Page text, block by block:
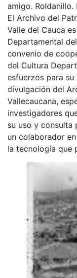
amigo. Roldanillo.
El Archivo del
Valle del Cauca
Departamental
convenio de
del Cultura
esfuerzos para
divulgación del
Vallecaucana,
investigadores
su uso y consulta
un colaborador
la tecnología que